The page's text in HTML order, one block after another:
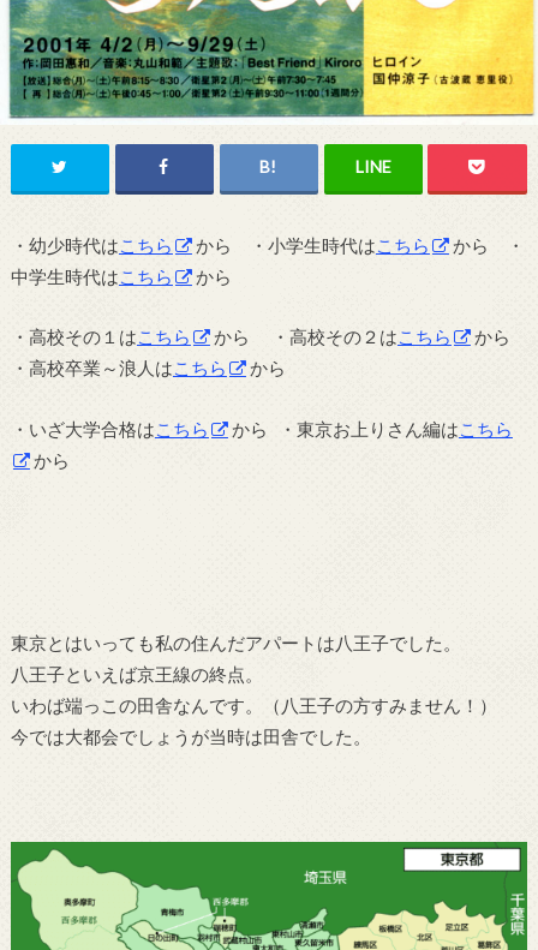
・幼少時代はこちら から ・小学生時代はこちら
から ・
中学生時代はこちら から
・高校その１はこちら から ・高校その２はこちら
から
・高校卒業～浪人はこちら から
・いざ大学合格はこちら から ・東京お上りさん編はこちら
から
東京とはいっても私の住んだアパートは八王子でした。
八王子といえば京王線の終点。
いわば端っこの田舎なんです。（八王子の方すみません！）
今では大都会でしょうが当時は田舎でした。